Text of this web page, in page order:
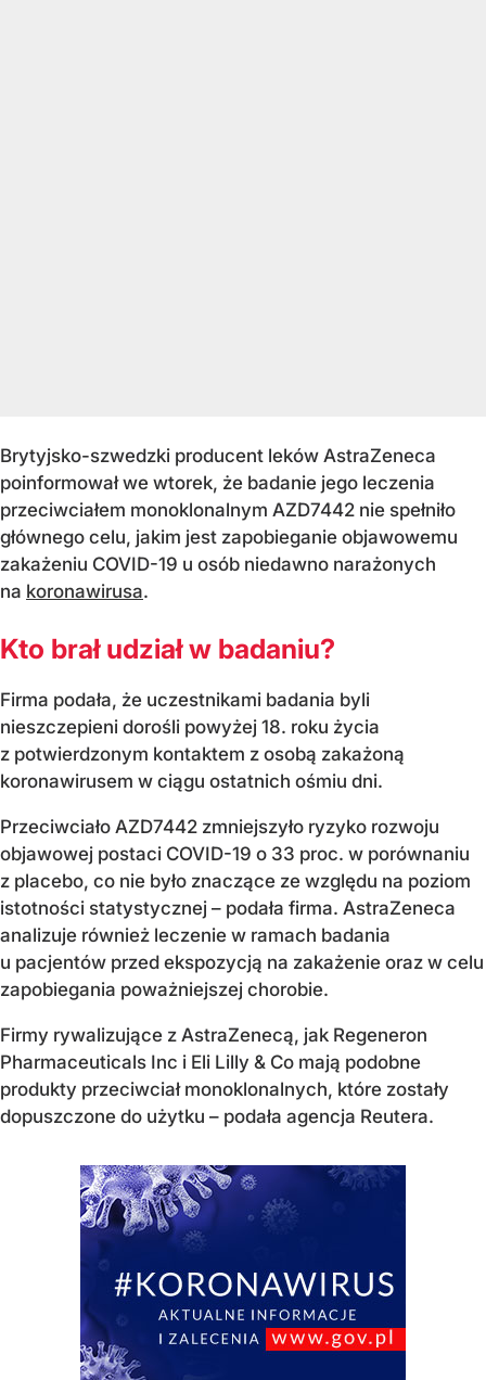
Brytyjsko-szwedzki producent leków AstraZeneca
poinformował we wtorek, że badanie jego leczenia
przeciwciałem monoklonalnym AZD7442 nie spełniło
głównego celu, jakim jest zapobieganie objawowemu
zakażeniu COVID-19 u osób niedawno narażonych
na koronawirusa.
Kto brał udział w badaniu?
Firma podała, że uczestnikami badania byli
nieszczepieni dorośli powyżej 18. roku życia
z potwierdzonym kontaktem z osobą zakażoną
koronawirusem w ciągu ostatnich ośmiu dni.
Przeciwciało AZD7442 zmniejszyło ryzyko rozwoju
objawowej postaci COVID-19 o 33 proc. w porównaniu
z placebo, co nie było znaczące ze względu na poziom
istotności statystycznej – podała firma. AstraZeneca
analizuje również leczenie w ramach badania
u pacjentów przed ekspozycją na zakażenie oraz w celu
zapobiegania poważniejszej chorobie.
Firmy rywalizujące z AstraZenecą, jak Regeneron
Pharmaceuticals Inc i Eli Lilly & Co mają podobne
produkty przeciwciał monoklonalnych, które zostały
dopuszczone do użytku – podała agencja Reutera.